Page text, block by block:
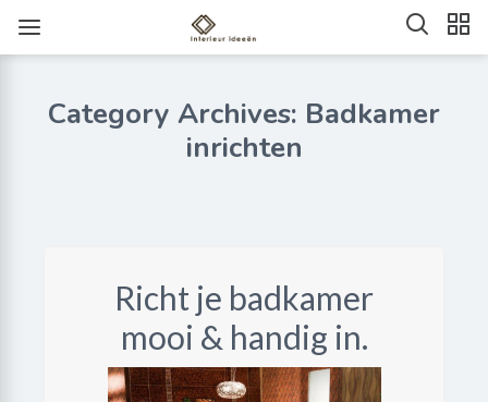
Category Archives: Badkamer
inrichten
Richt je badkamer
mooi & handig in.